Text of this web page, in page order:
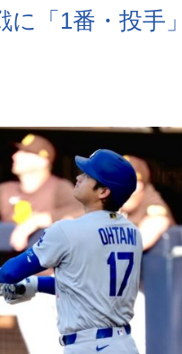
に「1番・投手